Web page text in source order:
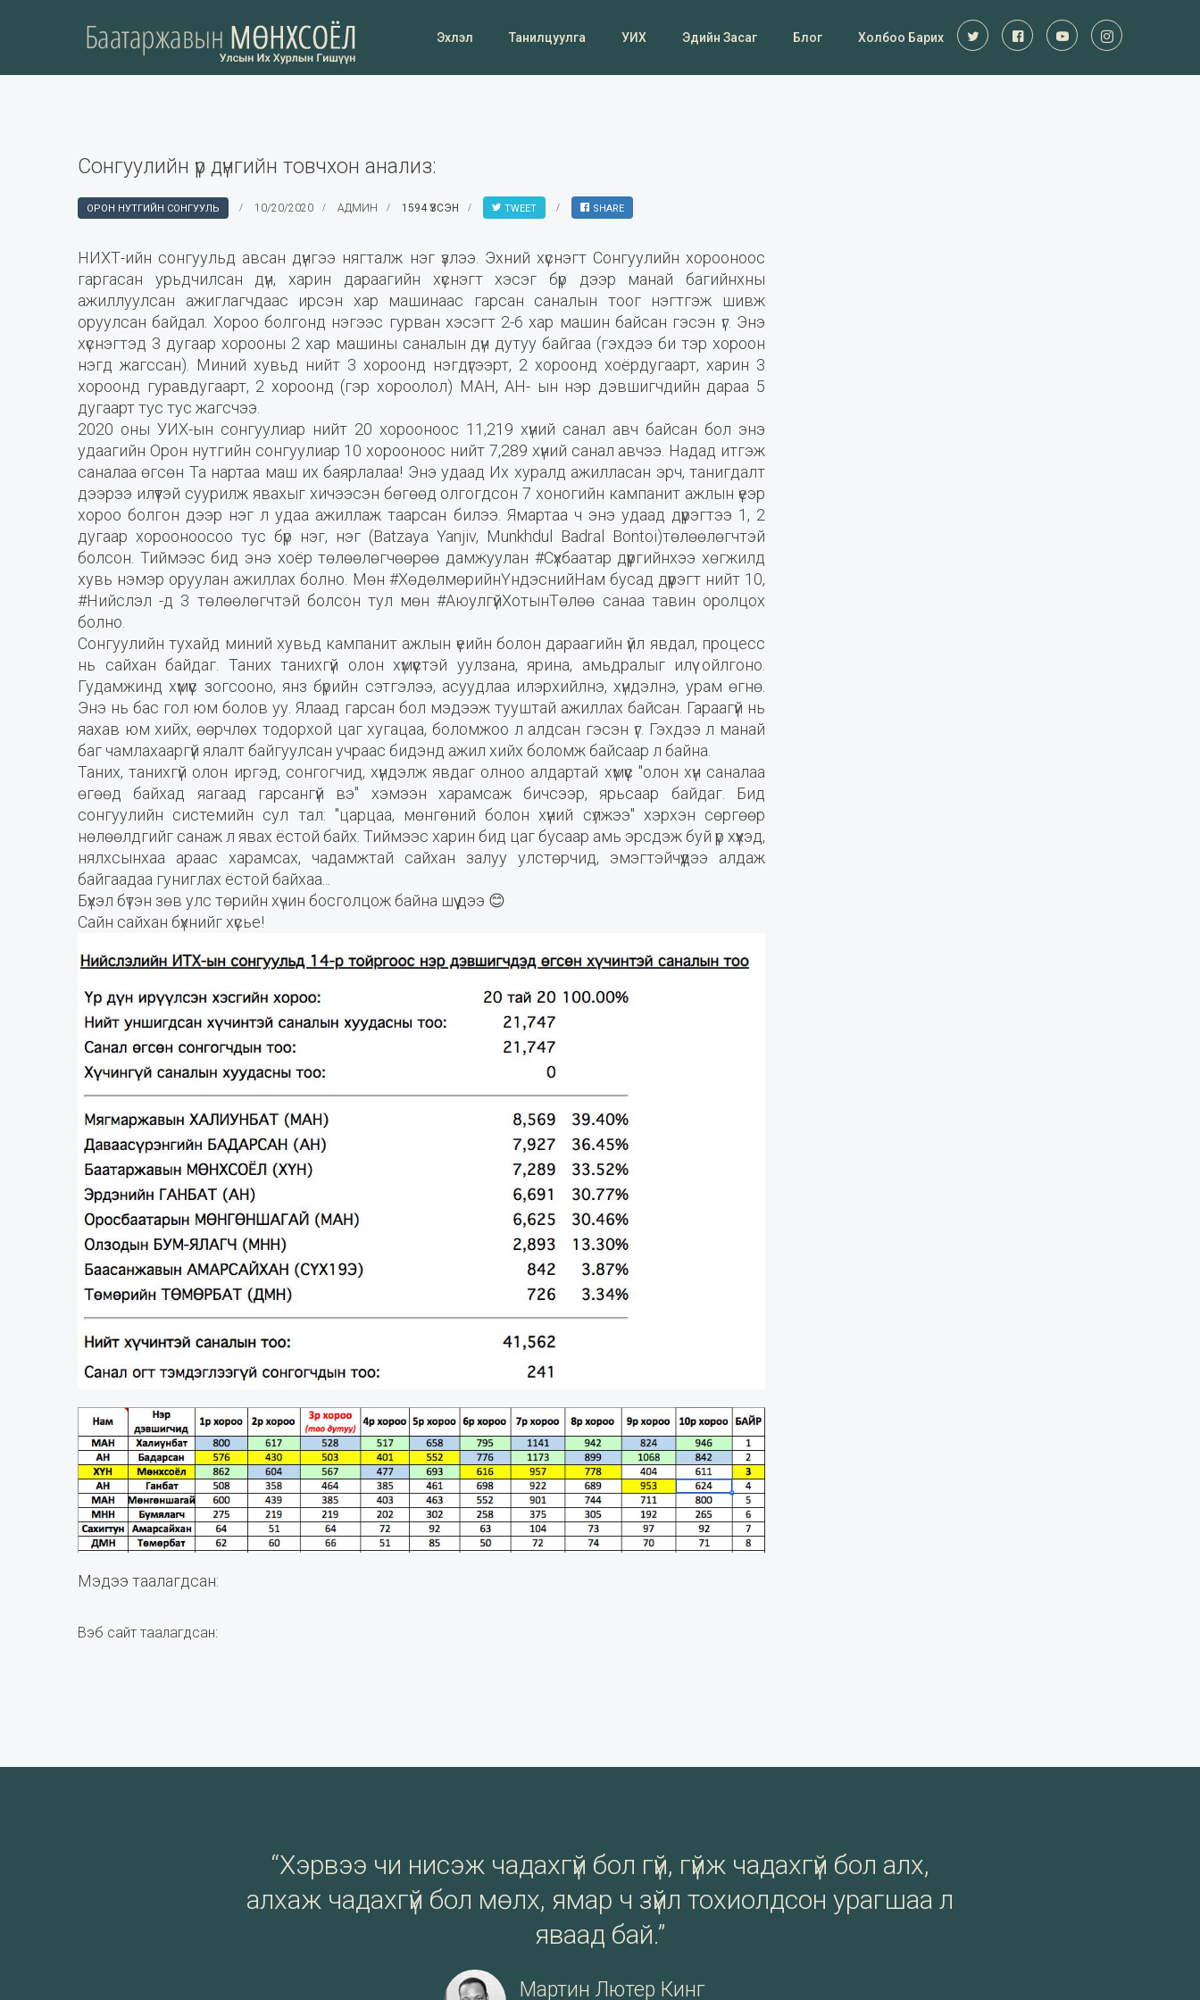
Эхлэл Танилцуулга УИХ Эдийн Засаг Блог Холбоо Барих
Сонгуулийн үр дүнгийн товчхон анализ:
ОРОН НУТГИЙН СОНГУУЛЬ 10/20/2020 АДМИН 1594 ҮЗСЭН TWEET SHARE
НИХТ-ийн сонгуульд авсан дүнгээ нягталж нэг үзлээ. Эхний хүснэгт Сонгуулийн хорооноос
гаргасан урьдчилсан дүн, харин дараагийн хүснэгт хэсэг бүр дээр манай багийнхны
ажиллуулсан ажиглагчдаас ирсэн хар машинаас гарсан саналын тоог нэгтгэж шивж
оруулсан байдал. Хороо болгонд нэгээс гурван хэсэгт 2-6 хар машин байсан гэсэн үг. Энэ
хүснэгтэд 3 дугаар хорооны 2 хар машины саналын дүн дутуу байгаа (гэхдээ би тэр хороон
нэгд жагссан). Миний хувьд нийт 3 хороонд нэгдүгээрт, 2 хороонд хоёрдугаарт, харин 3
хороонд гуравдугаарт, 2 хороонд (гэр хороолол) МАН, АН- ын нэр дэвшигчдийн дараа 5
дугаарт тус тус жагсчээ.
2020 оны УИХ-ын сонгуулиар нийт 20 хорооноос 11,219 хүний санал авч байсан бол энэ
удаагийн Орон нутгийн сонгуулиар 10 хорооноос нийт 7,289 хүний санал авчээ. Надад итгэж
саналаа өгсөн Та нартаа маш их баярлалаа! Энэ удаад Их хуралд ажилласан эрч, танигдалт
дээрээ илүүтэй суурилж явахыг хичээсэн бөгөөд олгогдсон 7 хоногийн кампанит ажлын үеэр
хороо болгон дээр нэг л удаа ажиллаж таарсан билээ. Ямартаа ч энэ удаад дүүрэгтээ 1, 2
дугаар хорооноосоо тус бүр нэг, нэг (Batzaya Yanjiv, Munkhdul Badral Bontoi)төлөөлөгчтэй
болсон. Тиймээс бид энэ хоёр төлөөлөгчөөрөө дамжуулан #Сүхбаатар дүүргийнхээ хөгжилд
хувь нэмэр оруулан ажиллах болно. Мөн #ХөдөлмөрийнҮндэснийНам бусад дүүрэгт нийт 10,
#Нийслэл -д 3 төлөөлөгчтэй болсон тул мөн #АюулгүйХотынТөлөө санаа тавин оролцох
болно.
Сонгуулийн тухайд миний хувьд кампанит ажлын үеийн болон дараагийн үйл явдал, процесс
нь сайхан байдаг. Таних танихгүй олон хүмүүстэй уулзана, ярина, амьдралыг илүү ойлгоно.
Гудамжинд хүмүүс зогсооно, янз бүрийн сэтгэлээ, асуудлаа илэрхийлнэ, хүндэлнэ, урам өгнө.
Энэ нь бас гол юм болов уу. Ялаад гарсан бол мэдээж тууштай ажиллах байсан. Гараагүй нь
яахав юм хийх, өөрчлөх тодорхой цаг хугацаа, боломжоо л алдсан гэсэн үг. Гэхдээ л манай
баг чамлахааргүй ялалт байгуулсан учраас бидэнд ажил хийх боломж байсаар л байна.
Таних, танихгүй олон иргэд, сонгогчид, хүндэлж явдаг олноо алдартай хүмүүс "олон хүн саналаа
өгөөд байхад яагаад гарсангүй вэ" хэмээн харамсаж бичсээр, ярьсаар байдаг. Бид
сонгуулийн системийн сул тал: "царцаа, мөнгөний болон хүний сүлжээ" хэрхэн сөргөөр
нөлөөлдгийг санаж л явах ёстой байх. Тиймээс харин бид цаг бусаар амь эрсдэж буй үр хүүхэд,
нялхсынхаа араас харамсах, чадамжтай сайхан залуу улстөрчид, эмэгтэйчүүдээ алдаж
байгаадаа гуниглах ёстой байхаа...
Бүхэл бүтэн зөв улс төрийн хүчин босголцож байна шүү дээ 😊
Сайн сайхан бүхнийг хүсье!
Мэдээ таалагдсан:
Вэб сайт таалагдсан:
“Хэрвээ чи нисэж чадахгүй бол гүй, гүйж чадахгүй бол алх,
алхаж чадахгүй бол мөлх, ямар ч зүйл тохиолдсон урагшаа л
яваад бай.”
Мартин Лютер Кинг